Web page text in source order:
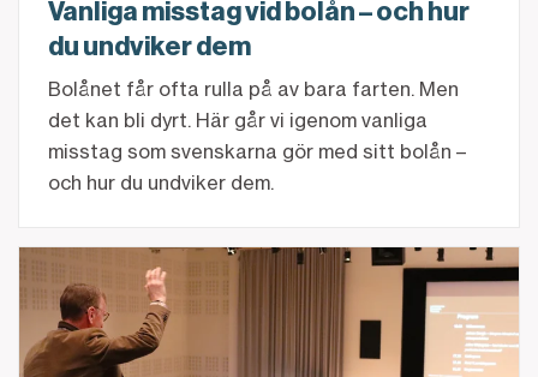
Vanliga misstag vid bolån – och hur
du undviker dem
Bolånet får ofta rulla på av bara farten. Men
det kan bli dyrt. Här går vi igenom vanliga
misstag som svenskarna gör med sitt bolån –
och hur du undviker dem.
Medlemsdemokratin står stark